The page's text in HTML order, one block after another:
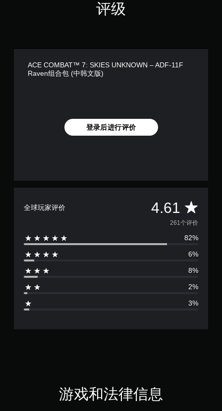
评级
ACE COMBAT™ 7: SKIES UNKNOWN – ADF-11F
Raven组合包 (中韩文版)
登录后进行评价
全球玩家评价 4.61 平
均
评
价
1
261个评价
82%
6%
8%
2%
3%
游戏和法律信息